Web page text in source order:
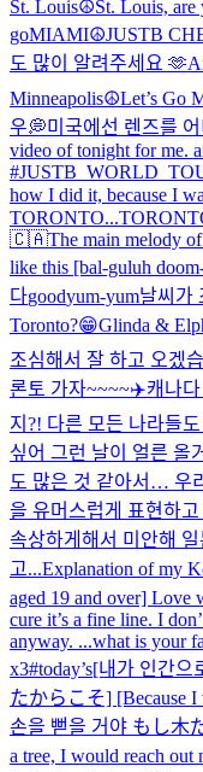
St. Louis☮️St. Louis, are
goMIAMI☮️JUSTB
도 많이 알려주세요 🫶
Minneapolis☮️Let’s Go
우💭미국에선 렌즈를
video of tonight for me.
how I did it, because I
TORONTO...
🇨🇦The main melody
like this [bal-guluh
다goodyum-yum날씨가
Toronto?😁Glinda &
조심해서 잘 하고 오겠
론토 가자~~~~✈️캐나
지?! 다른 모든 나라들
싶어 그런 날이 얼른 올
도 많은 것 같아서… 우
을 유머스럽게 표현하
속상하게해서 미안해
고...Explanation of my
aged 19 and over] Love
cure it’s a fine line. I
anyway. ...what is your
x3#today’s[내가 인간으
たからこそ] [Because I
손을 뻗을 거야 もし木
a tree, I would reach